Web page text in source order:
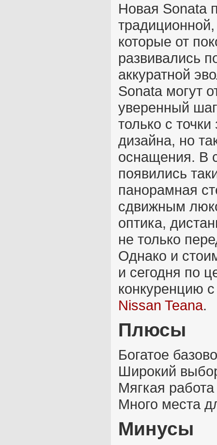
Новая Sonata
которые от
развивались
аккуратной
Sonata могут
уверенный
только с
дизайна, но
оснащения. В
появились
панорамная
сдвижным
оптика,
не только
Однако и
и сегодня по
конкуренцию
Nissan Teana.
Плюсы
Богатое
Широкий
Мягкая
Много места
Минусы